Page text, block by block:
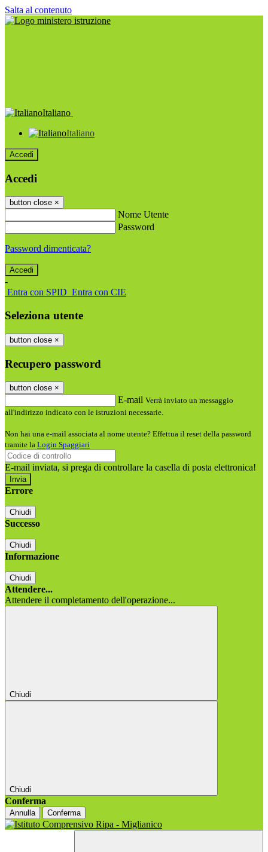
Salta al contenuto
Italiano
Italiano
Accedi
Accedi
button close ×
Nome Utente
Password
Password dimenticata?
-
Entra con SPID Entra con CIE
Seleziona utente
button close ×
Recupero password
button close ×
E-mail Verrà inviato un messaggio
all'indirizzo indicato con le istruzioni necessarie.
Non hai una e-mail associata al nome utente? Effettua il reset della password
tramite la Login Spaggiari
E-mail inviata, si prega di controllare la casella di posta elettronica!
Errore
Chiudi
Successo
Chiudi
Informazione
Chiudi
Attendere...
Attendere il completamento dell'operazione...
Chiudi
Chiudi
Conferma
Annulla Conferma